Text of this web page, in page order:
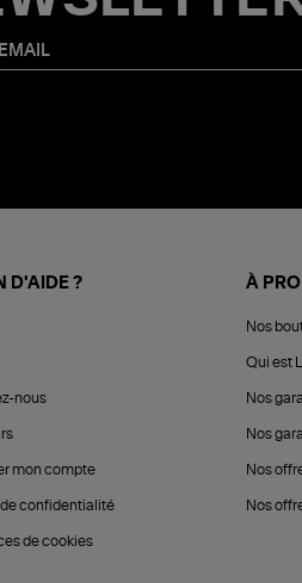
D'AIDE ?
nous
mon compte
de confidentialité
de cookies
À
Nos
Qui est
Nos
Nos
Nos
Nos